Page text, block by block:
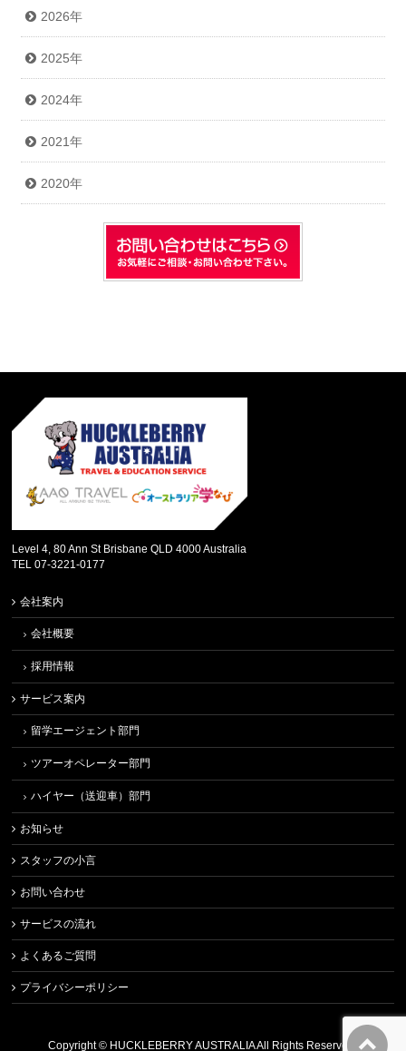
2026年
2025年
2024年
2021年
2020年
Level 4, 80 Ann St Brisbane QLD 4000 Australia
TEL 07-3221-0177
会社案内
会社概要
採用情報
サービス案内
留学エージェント部門
ツアーオペレーター部門
ハイヤー（送迎車）部門
お知らせ
スタッフの小言
お問い合わせ
サービスの流れ
よくあるご質問
プライバシーポリシー
Copyright © HUCKLEBERRY AUSTRALIAAll Rights Reserved.